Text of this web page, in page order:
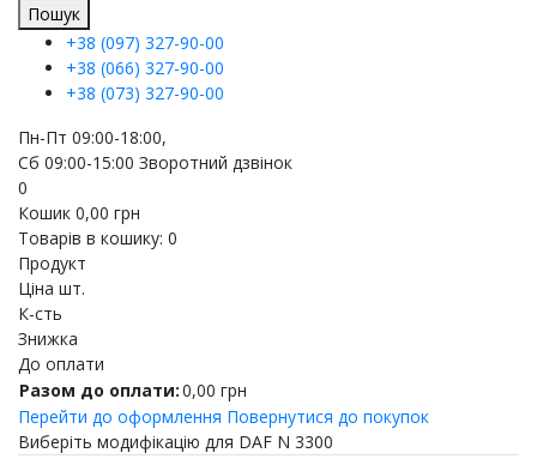
Пошук
+38 (097) 327-90-00
+38 (066) 327-90-00
+38 (073) 327-90-00
Пн-Пт 09:00-18:00,
Сб 09:00-15:00 Зворотний дзвінок
0
Кошик 0,00 грн
Товарів в кошику: 0
Продукт
Ціна шт.
К-сть
Знижка
До оплати
Разом до оплати:0,00 грн
Перейти до оформлення Повернутися до покупок
Виберіть модифікацію для DAF N 3300